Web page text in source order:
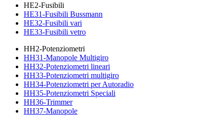
HE2-Fusibili
HE31-Fusibili Bussmann
HE32-Fusibili vari
HE33-Fusibili vetro
HH2-Potenziometri
HH31-Manopole Multigiro
HH32-Potenziometri lineari
HH33-Potenziometri multigiro
HH34-Potenziometri per Autoradio
HH35-Potenziometri Speciali
HH36-Trimmer
HH37-Manopole